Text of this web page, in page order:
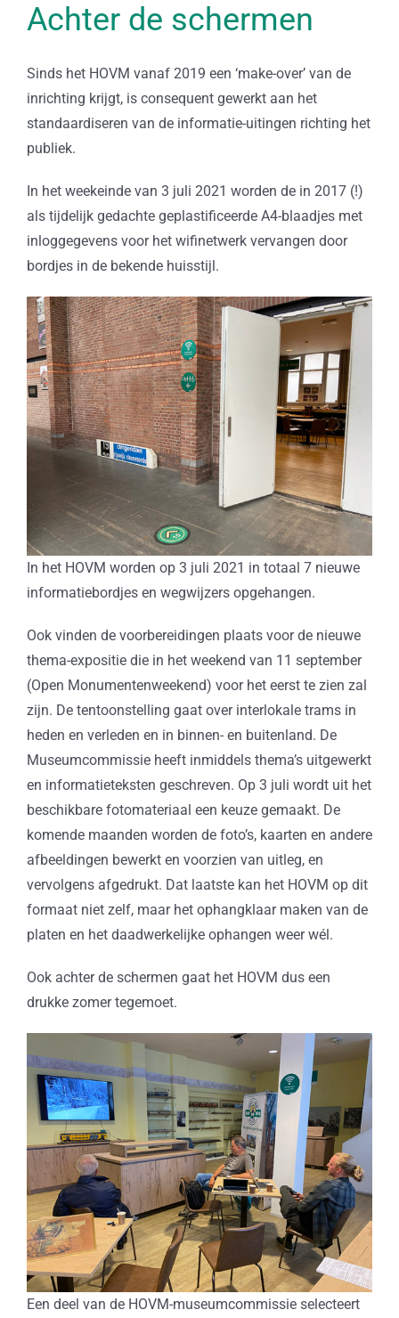
Achter de schermen
Sinds het HOVM vanaf 2019 een ‘make-over’ van de
inrichting krijgt, is consequent gewerkt aan het
standaardiseren van de informatie-uitingen richting het
publiek.
In het weekeinde van 3 juli 2021 worden de in 2017 (!)
als tijdelijk gedachte geplastificeerde A4-blaadjes met
inloggegevens voor het wifinetwerk vervangen door
bordjes in de bekende huisstijl.
In het HOVM worden op 3 juli 2021 in totaal 7 nieuwe
informatiebordjes en wegwijzers opgehangen.
Ook vinden de voorbereidingen plaats voor de nieuwe
thema-expositie die in het weekend van 11 september
(Open Monumentenweekend) voor het eerst te zien zal
zijn. De tentoonstelling gaat over interlokale trams in
heden en verleden en in binnen- en buitenland. De
Museumcommissie heeft inmiddels thema’s uitgewerkt
en informatieteksten geschreven. Op 3 juli wordt uit het
beschikbare fotomateriaal een keuze gemaakt. De
komende maanden worden de foto’s, kaarten en andere
afbeeldingen bewerkt en voorzien van uitleg, en
vervolgens afgedrukt. Dat laatste kan het HOVM op dit
formaat niet zelf, maar het ophangklaar maken van de
platen en het daadwerkelijke ophangen weer wél.
Ook achter de schermen gaat het HOVM dus een
drukke zomer tegemoet.
Een deel van de HOVM-museumcommissie selecteert